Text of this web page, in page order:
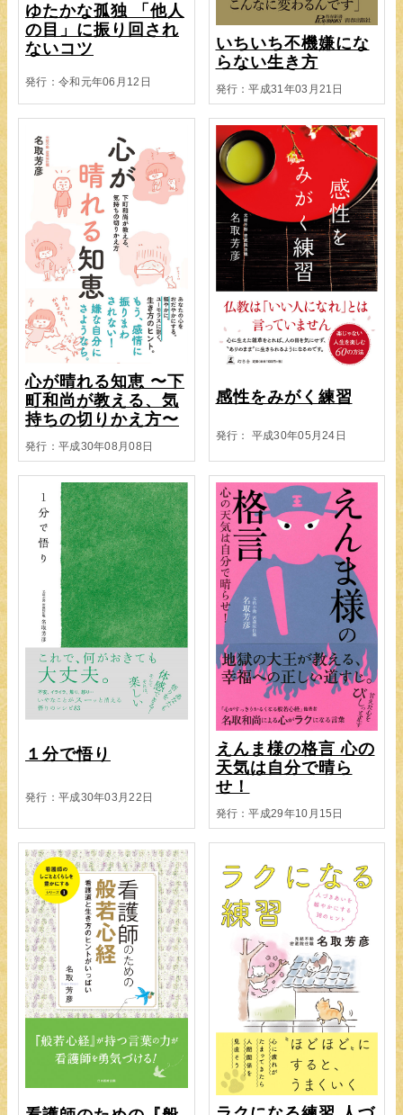
ゆたかな孤独 「他人
の目」に振り回され
ないコツ
発行：令和元年06月12日
いちいち不機嫌にな
らない生き方
発行：平成31年03月21日
心が晴れる知恵 〜下
町和尚が教える、気
持ちの切りかえ方〜
発行：平成30年08月08日
感性をみがく練習
発行： 平成30年05月24日
１分で悟り
発行：平成30年03月22日
えんま様の格言 心の
天気は自分で晴ら
せ！
発行：平成29年10月15日